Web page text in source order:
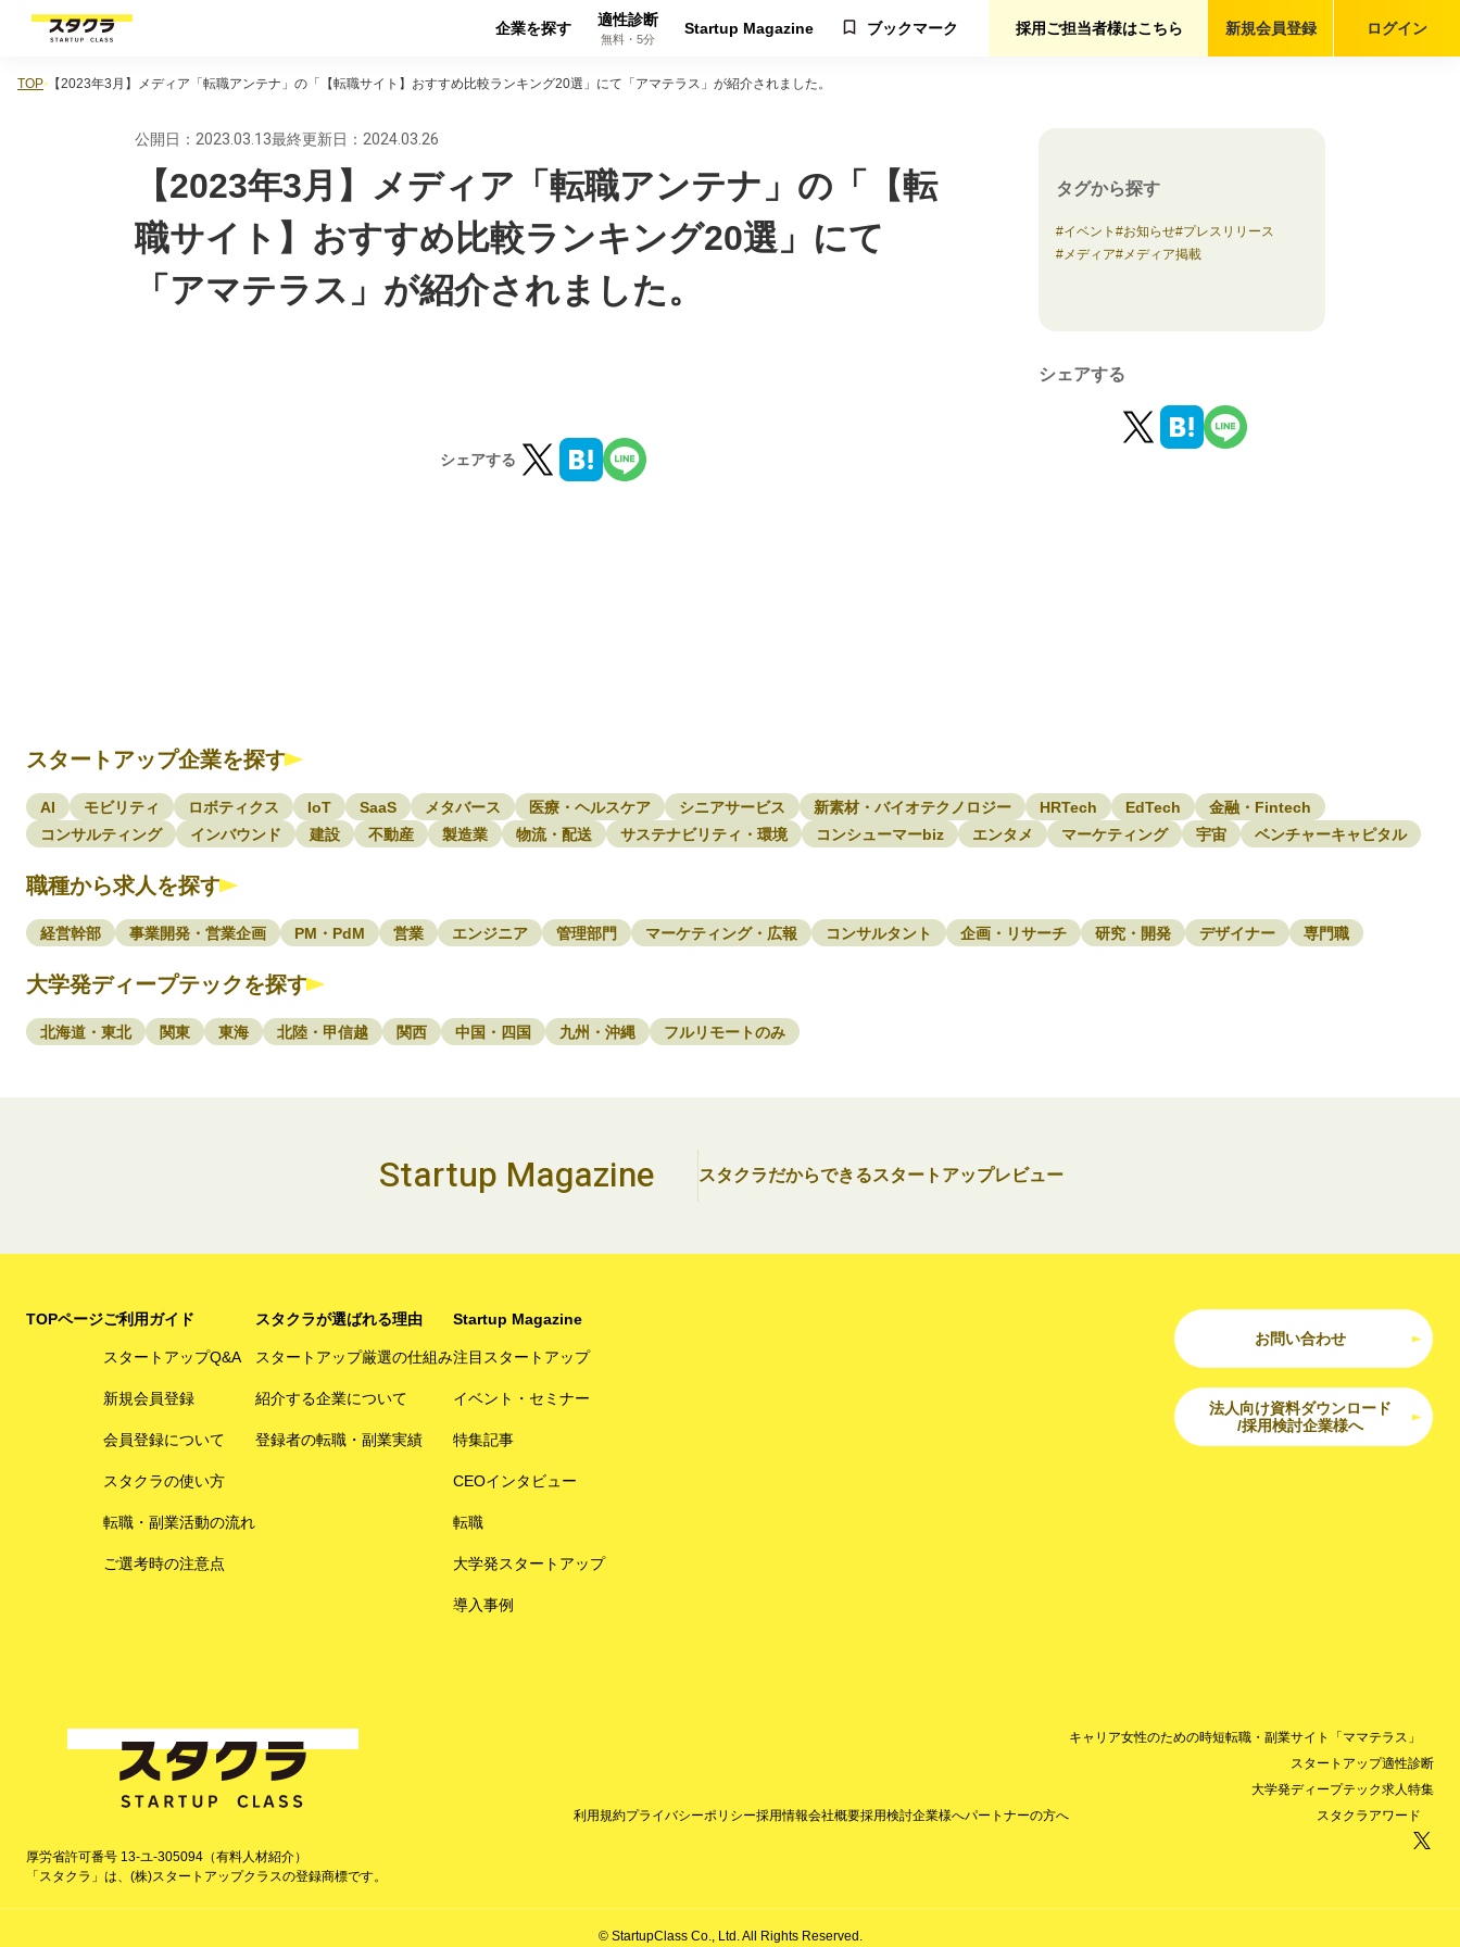
企業を探す 適性診断
無料・5分
Startup Magazine ブックマーク 採用ご担当者様はこちら ログイン
新規会員登録
TOP 【2023年3月】メディア「転職アンテナ」の「【転職サイト】おすすめ比較ランキング20選」にて「アマテラス」が紹介されました。
公開日：2023.03.13最終更新日：2024.03.26
【2023年3月】メディア「転職アンテナ」の「【転
職サイト】おすすめ比較ランキング20選」にて
「アマテラス」が紹介されました。
シェアする
タグから探す
イベント お知らせ プレスリリース
メディア
メディア掲載
シェアする
スタートアップ企業を探す
AI モビリティ ロボティクス IoT SaaS メタバース 医療・ヘルスケア シニアサービス 新素材・バイオテクノロジー HRTech EdTech
金融・Fintech
コンサルティング
インバウンド 建設 不動産 製造業 物流・配送 サステナビリティ・環境 コンシューマーbiz エンタメ マーケティング 宇宙 ベンチャーキャピタル
職種から求人を探す
経営幹部 事業開発・営業企画 PM・PdM 営業 エンジニア 管理部門 マーケティング・広報 コンサルタント 企画・リサーチ 研究・開発 デザイナー 専門職
大学発ディープテックを探す
北海道・東北 関東 東海 北陸・甲信越 関西 中国・四国 九州・沖縄 フルリモートのみ
Startup Magazine スタクラだからできるスタートアップレビュー
お問い合わせ
法人向け資料ダウンロード
/採用検討企業様へ
TOPページご利用ガイド
スタートアップQ&A
新規会員登録
会員登録について
スタクラの使い方
転職・副業活動の流れ
ご選考時の注意点
スタクラが選ばれる理由
スタートアップ厳選の仕組み
紹介する企業について
登録者の転職・副業実績
Startup Magazine
注目スタートアップ
イベント・セミナー
特集記事
CEOインタビュー
転職
大学発スタートアップ
導入事例
利用規約プライバシーポリシー採用情報会社概要採用検討企業様へパートナーの方へ
キャリア女性のための時短転職・副業サイト「ママテラス」
スタートアップ適性診断
大学発ディープテック求人特集
スタクラアワード
厚労省許可番号 13-ユ-305094（有料人材紹介）
「スタクラ」は、(株)スタートアップクラスの登録商標です。
© StartupClass Co., Ltd. All Rights Reserved.